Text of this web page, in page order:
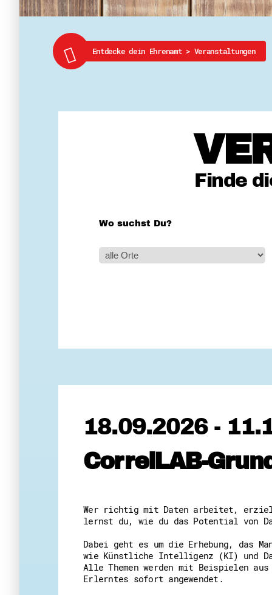
Entdecke dein Ehrenamt > Veranstaltungen
Finde
Wo suchst Du?
18.09.2026 -
CorrelLAB-
Wer richtig mit Daten arbeitet, erzielt
lernst du, wie du das Potential von
Dabei geht es um die Erhebung, das
wie Künstliche Intelligenz (KI) und
Alle Themen werden mit Beispielen
Erlerntes sofort angewendet.